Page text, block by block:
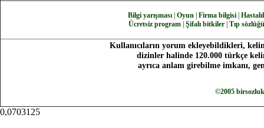
Bilgi yarışması| Oyun| Firma bilgisi|
Ücretsiz program Şifalı bitkiler Tıp sözlüğü
Kullanıcıların yorum ekleyebildikleri,
dizinler halinde 120.000 türkçe
ayrıca anlam girebilme imkanı,
©2005
0,0703125